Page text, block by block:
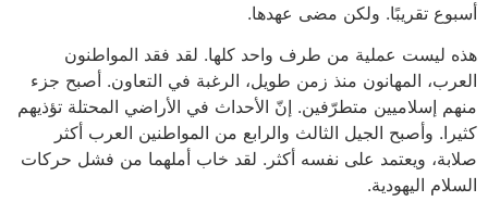
أسبوع تقريبًا. ولكن مضى عهدها.
هذه ليست عملية من طرف واحد كلها. لقد فقد المواطنون
العرب، المهانون منذ زمن طويل، الرغبة في التعاون. أصبح جزء
منهم إسلاميين متطرّفين. إنّ الأحداث في الأراضي المحتلة تؤذيهم
كثيرا. وأصبح الجيل الثالث والرابع من المواطنين العرب أكثر
صلابة، ويعتمد على نفسه أكثر. لقد خاب أملهما من فشل حركات
السلام اليهودية.